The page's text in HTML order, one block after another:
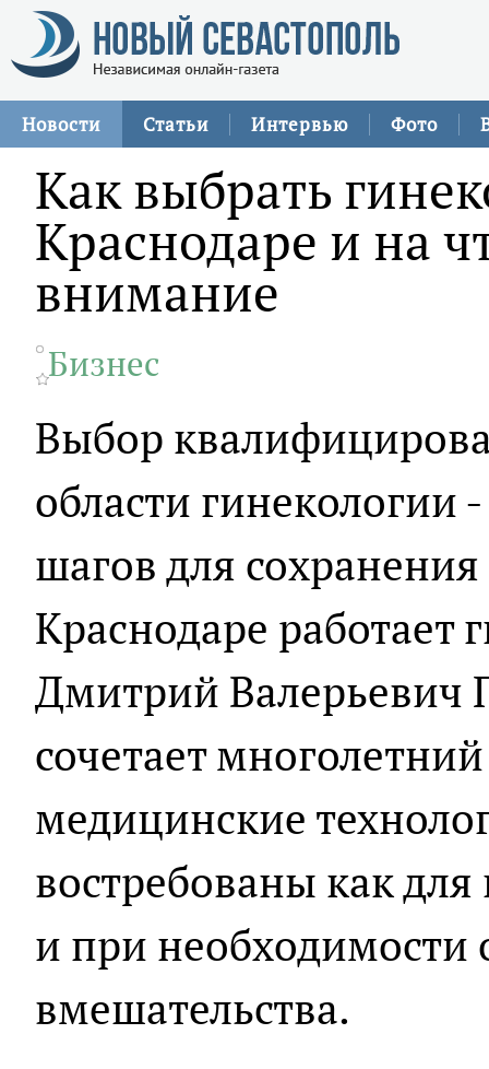
Новости Статьи Интервью Фото
Как выбрать
Краснодаре и на
внимание
Бизнес
Выбор
области
шагов для
Краснодаре работает
Дмитрий Валерьевич
сочетает
медицинские
востребованы как
и при необходимости
вмешательства.